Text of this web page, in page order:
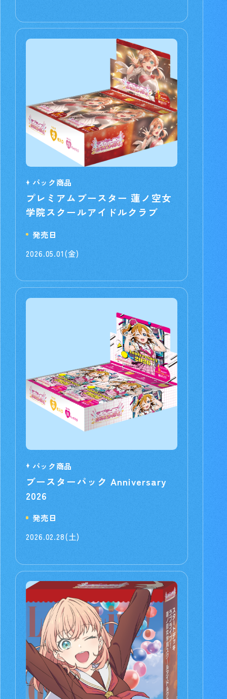
パック商品
プレミアムブースター 蓮ノ空女
学院スクールアイドルクラブ
発売日
2026.05.01(金)
パック商品
ブースターパック Anniversary
2026
発売日
2026.02.28(土)